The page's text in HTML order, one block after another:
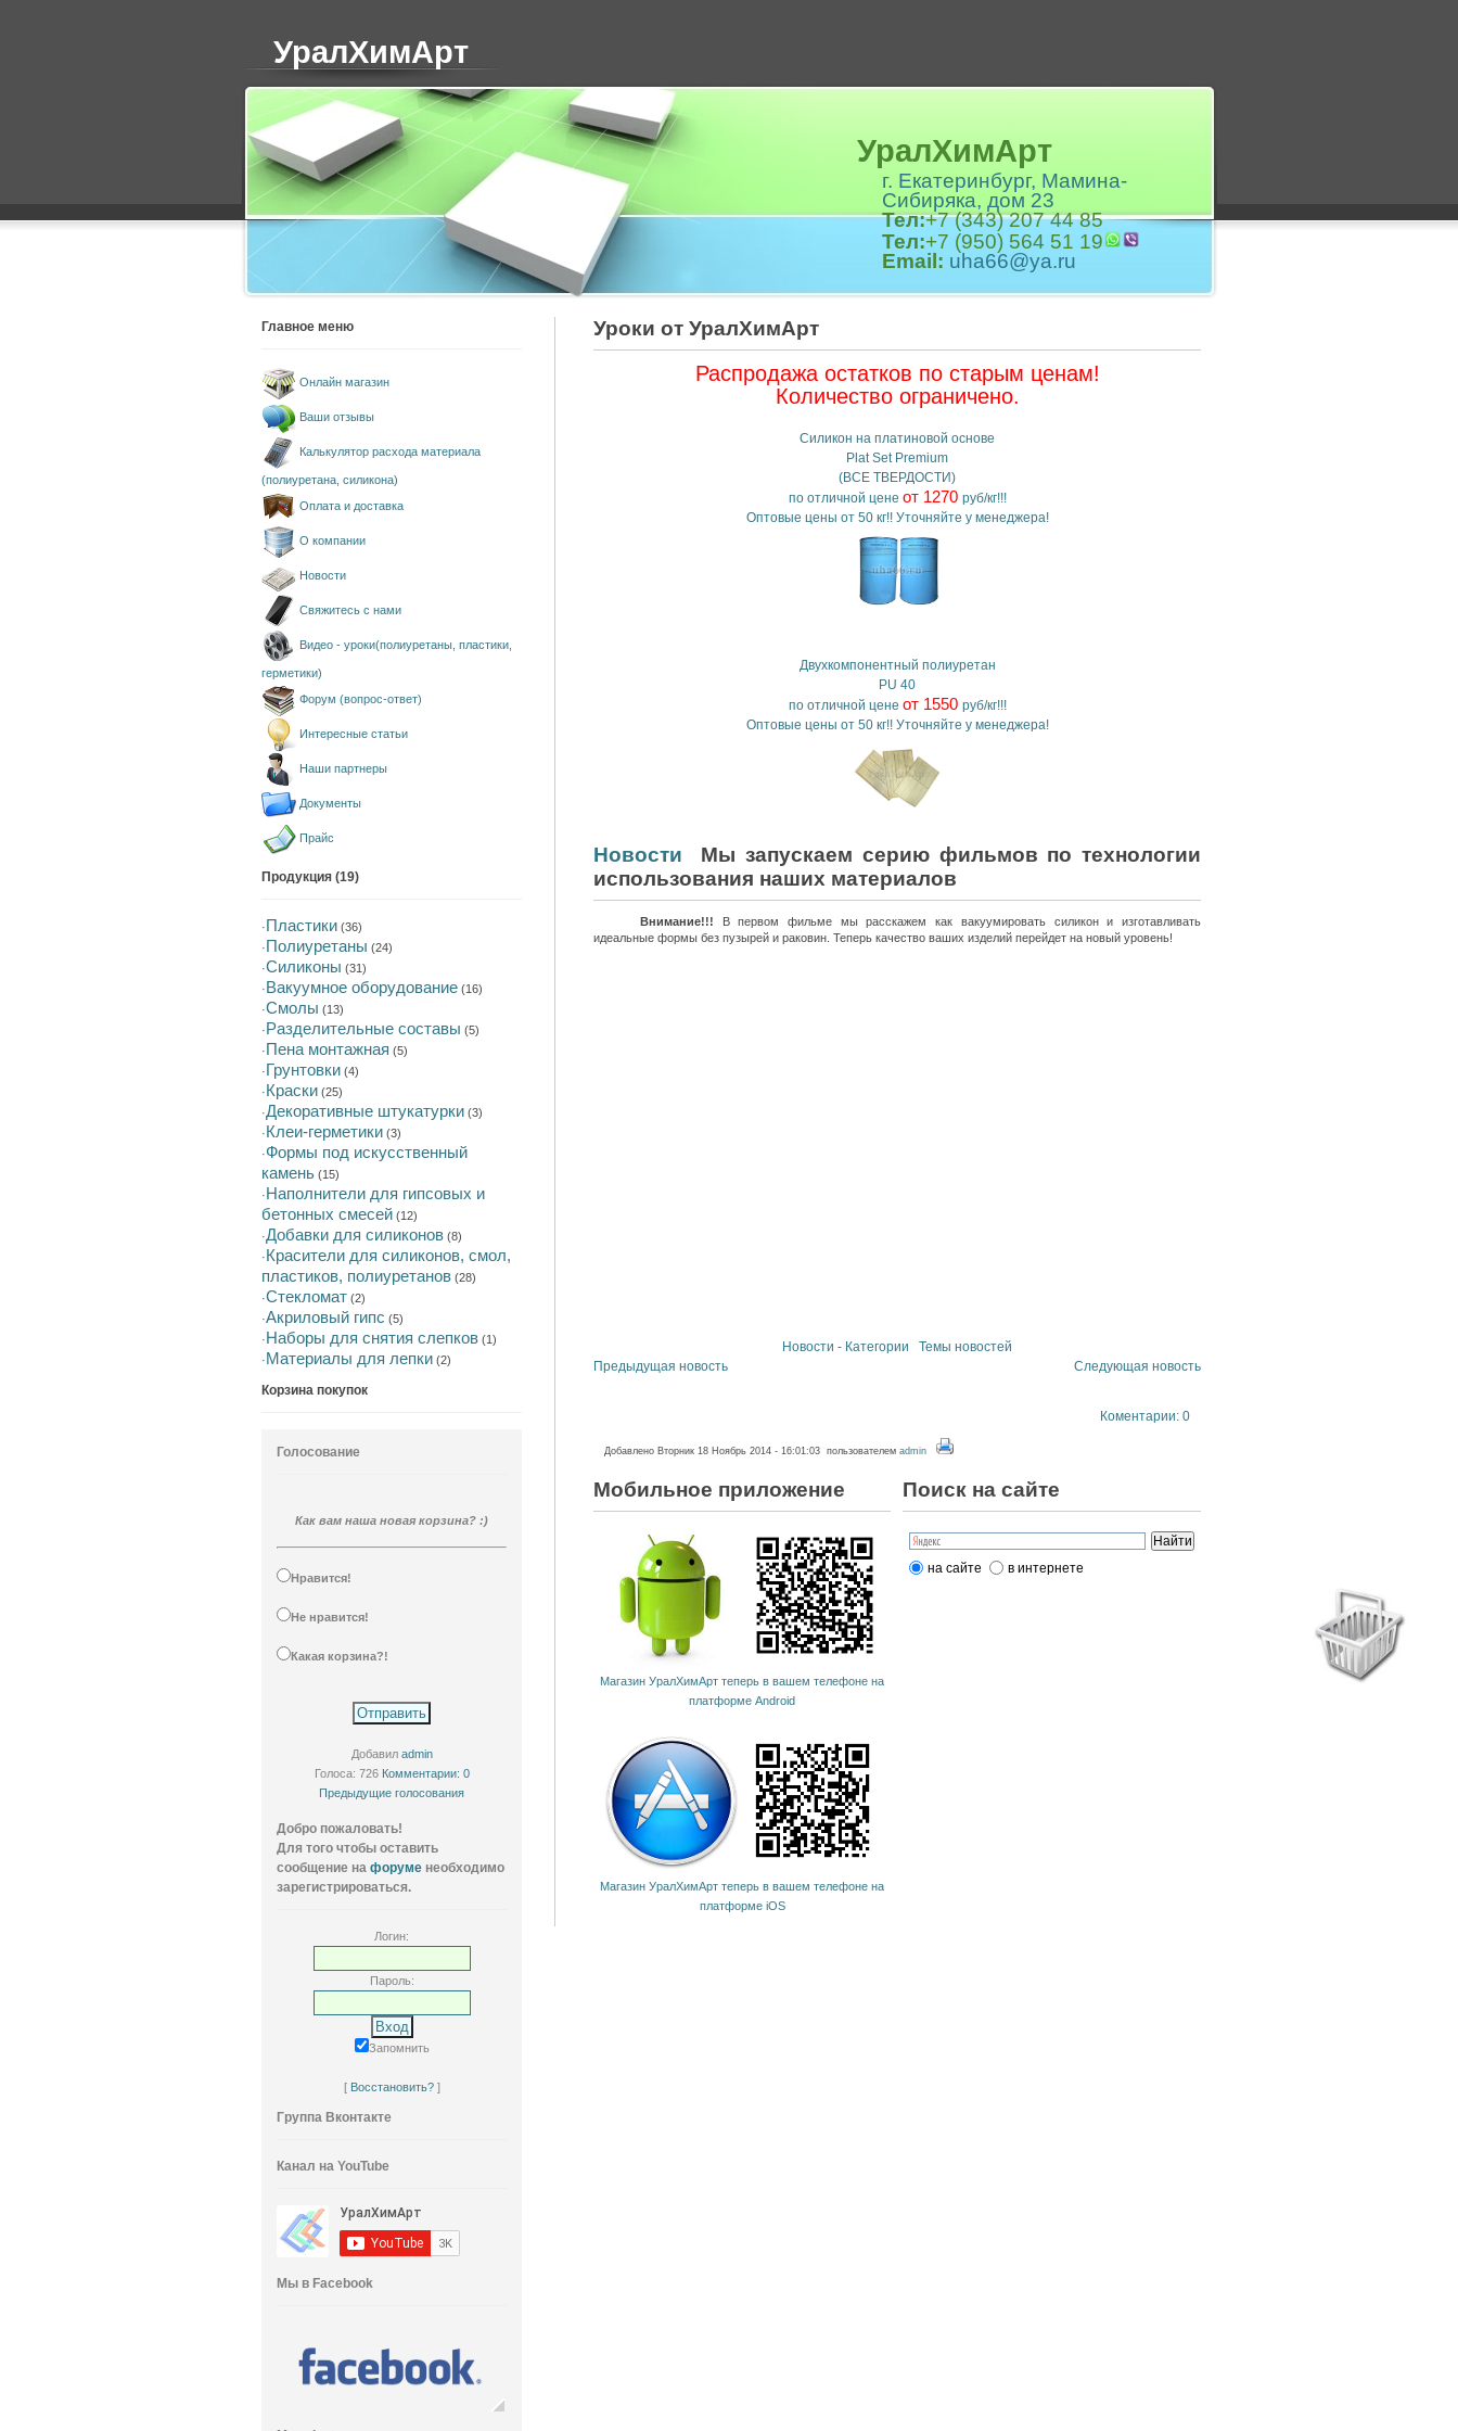
УралХимАрт
УралХимАрт
г. Екатеринбург, Мамина-
Сибиряка, дом 23
Тел:+7 (343) 207 44 85
Тел:+7 (950) 564 51 19
Email: uha66@ya.ru
Уроки от УралХимАрт
Распродажа остатков по старым ценам!
Количество ограничено.
Силикон на платиновой основе
Plat Set Premium
(ВСЕ ТВЕРДОСТИ)
по отличной цене от 1270 руб/кг!!!
Оптовые цены от 50 кг!! Уточняйте у менеджера!
Двухкомпонентный полиуретан
PU 40
по отличной цене от 1550 руб/кг!!!
Оптовые цены от 50 кг!! Уточняйте у менеджера!
Новости Мы запускаем серию фильмов по технологии
использования наших материалов
Внимание!!! В первом фильме мы расскажем как вакуумировать силикон и изготавливать
идеальные формы без пузырей и раковин. Теперь качество ваших изделий перейдет на новый уровень!
Новости - Категории
Темы новостей
Предыдущая новость
Следующая новость
Коментарии: 0
Добавлено Вторник 18 Ноябрь 2014 - 16:01:03 пользователем admin
Мобильное приложение
Магазин УралХимАрт теперь в вашем телефоне на
платформе Android
Магазин УралХимАрт теперь в вашем телефоне на
платформе iOS
Поиск на сайте
на сайте в интернете
Главное меню
Онлайн магазин
Ваши отзывы
Калькулятор расхода материала
(полиуретана, силикона)
Оплата и доставка
О компании
Новости
Свяжитесь с нами
Видео - уроки(полиуретаны, пластики,
герметики)
Форум (вопрос-ответ)
Интересные статьи
Наши партнеры
Документы
Прайс
Продукция (19)
·Пластики (36)
·Полиуретаны (24)
·Силиконы (31)
·Вакуумное оборудование (16)
·Смолы (13)
·Разделительные составы (5)
·Пена монтажная (5)
·Грунтовки (4)
·Краски (25)
·Декоративные штукатурки (3)
·Клеи-герметики (3)
·Формы под искусственный
камень (15)
·Наполнители для гипсовых и
бетонных смесей (12)
·Добавки для силиконов (8)
·Красители для силиконов, смол,
пластиков, полиуретанов (28)
·Стекломат (2)
·Акриловый гипс (5)
·Наборы для снятия слепков (1)
·Материалы для лепки (2)
Корзина покупок
Голосование
Как вам наша новая корзина? :)
Нравится!
Не нравится!
Какая корзина?!
Добавил admin
Голоса: 726 Комментарии: 0
Предыдущие голосования
Добро пожаловать!
Для того чтобы оставить
сообщение на форуме необходимо
зарегистрироваться.
Логин:
Пароль:
Запомнить
[ Восстановить?]
Группа Вконтакте
Канал на YouTube
Мы в Facebook